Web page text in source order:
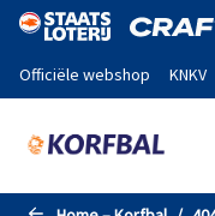
Naar de hoofdinhoud gaan
Officiële webshop KNKV